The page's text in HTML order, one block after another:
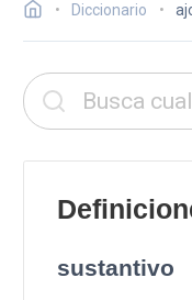
Diccionario
sustantivo